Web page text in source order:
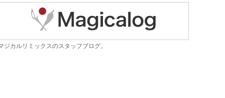
ジカルリミックスのスタッフブログ。